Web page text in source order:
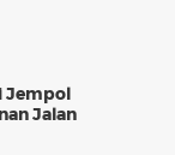
Jempol
Jalan